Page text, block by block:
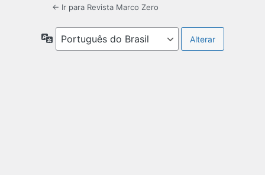
← Ir para Revista Marco Zero
Idioma